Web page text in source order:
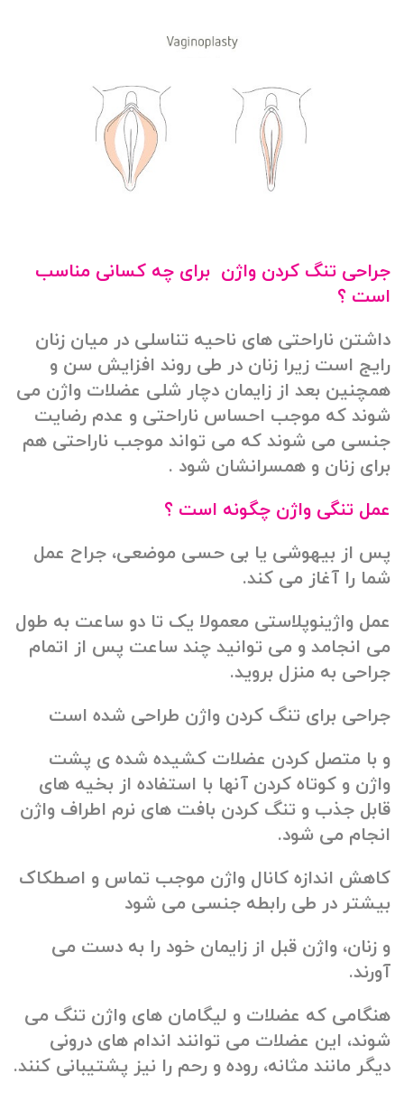
جراحی تنگ کردن واژن برای چه کسانی مناسب
است ؟
داشتن ناراحتی های ناحیه تناسلی در میان زنان
رایج است زیرا زنان در طی روند افزایش سن و
همچنین بعد از زایمان دچار شلی عضلات واژن می
شوند که موجب احساس ناراحتی و عدم رضایت
جنسی می شوند که می تواند موجب ناراحتی هم
برای زنان و همسرانشان شود .
عمل تنگی واژن چگونه است ؟
پس از بیهوشی یا بی حسی موضعی، جراح عمل
شما را آغاز می کند.
عمل واژینوپلاستی معمولا یک تا دو ساعت به طول
می انجامد و می توانید چند ساعت پس از اتمام
جراحی به منزل بروید.
جراحی برای تنگ کردن واژن طراحی شده است
و با متصل کردن عضلات کشیده شده ی پشت
واژن و کوتاه کردن آنها با استفاده از بخیه های
قابل جذب و تنگ کردن بافت های نرم اطراف واژن
انجام می شود.
کاهش اندازه کانال واژن موجب تماس و اصطکاک
بیشتر در طی رابطه جنسی می شود
و زنان، واژن قبل از زایمان خود را به دست می
آورند.
هنگامی که عضلات و لیگامان های واژن تنگ می
شوند، این عضلات می توانند اندام های درونی
دیگر مانند مثانه، روده و رحم را نیز پشتیبانی کنند.